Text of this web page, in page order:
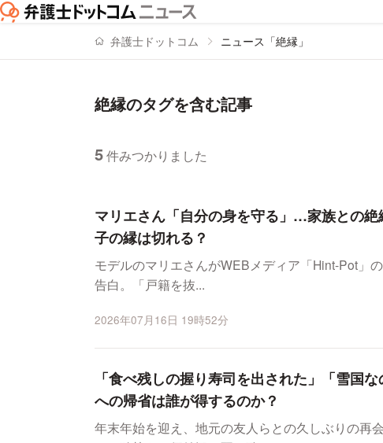
弁護士ドットコム ニュース「絶縁」
絶縁のタグを含む記事
5件みつかりました
マリエさん「自分の身を守る」…家族との
子の縁は切れる？
モデルのマリエさんがWEBメディア「Hint-Pot」
告白。「戸籍を抜...
2026年07月16日 19時52分
「食べ残しの握り寿司を出された」「雪国
への帰省は誰が得するのか？
年末年始を迎え、地元の友人らとの久しぶりの再